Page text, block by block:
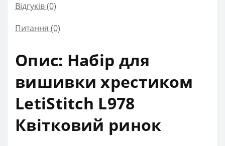
Відгуків (0)
Питання (0)
Опис: Набір для
вишивки хрестиком
LetiStitch L978
Квітковий ринок